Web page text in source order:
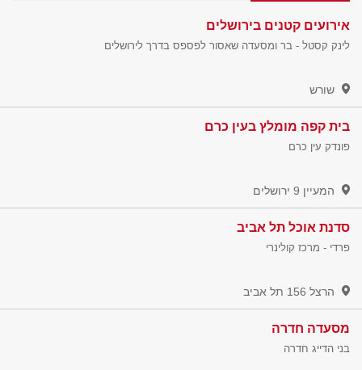
אירועים קטנים בירושלים
לינק קסטל - בר ומסעדה שאסור לפספס בדרך לירושלים
שורש
בית קפה מומלץ בעין כרם
פונדק עין כרם
המעיין 9 ירושלים
סדנת אוכל תל אביב
פרדי - מרכז קולינרי
הרצל 156 תל אביב
מסעדה חדרה
בני הדייג חדרה